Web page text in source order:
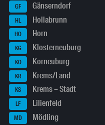
GF Gänserndorf
HL Hollabrunn
HO Horn
KG Klosterneuburg
KO Korneuburg
KR Krems/Land
KS Krems – Stadt
LF Lilienfeld
MD Mödling